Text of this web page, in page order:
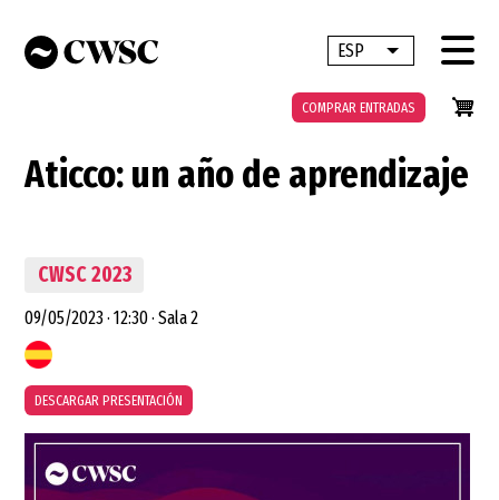
contenido
ESP Lista adicional
COMPRAR ENTRADAS
Aticco: un año de aprendizaje
CWSC 2023
09/05/2023· 12:30· Sala 2
DESCARGAR PRESENTACIÓN